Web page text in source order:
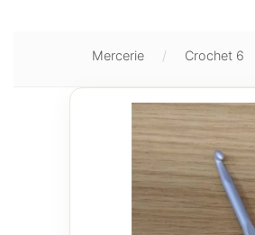
Mercerie Crochet 6